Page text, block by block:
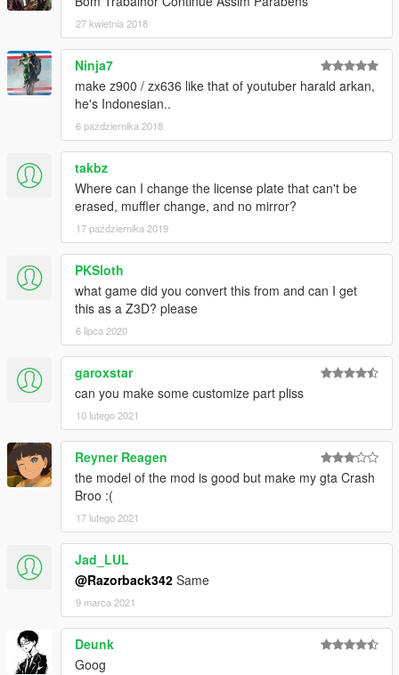
27 kwietnia 2018
Ninja7
make z900 / zx636 like that of youtuber harald arkan,
he's Indonesian..
6 października 2018
takbz
Where can I change the license plate that can't be
erased, muffler change, and no mirror?
17 października 2019
PKSloth
what game did you convert this from and can I get
this as a Z3D? please
6 lipca 2020
garoxstar
can you make some customize part pliss
10 lutego 2021
Reyner Reagen
the model of the mod is good but make my gta Crash
Broo :(
17 lutego 2021
Jad_LUL
@Razorback342 Same
9 marca 2021
Deunk
Goog